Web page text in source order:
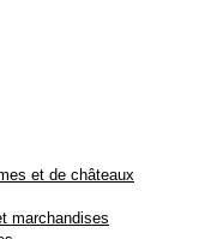
et de châteaux
marchandises